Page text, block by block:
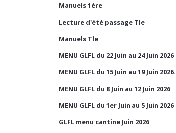
Manuels 1ère
Lecture d'été passage Tle
Manuels Tle
MENU GLFL du 22 Juin au 24 Juin 2026
MENU GLFL du 15 Juin au 19 Juin 2026.
MENU GLFL du 8 Juin au 12 Juin 2026
MENU GLFL du 1er Juin au 5 Juin 2026
GLFL menu cantine Juin 2026